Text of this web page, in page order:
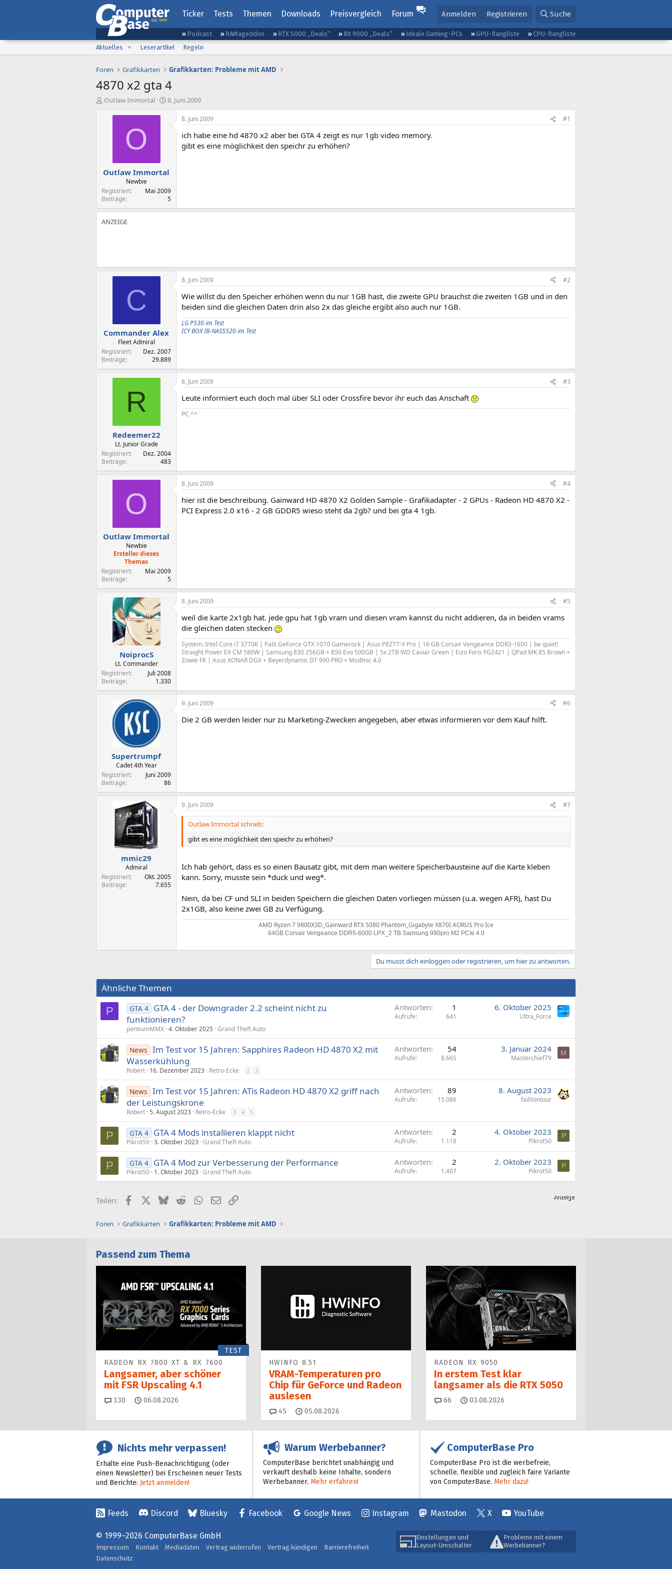
Ticker Tests Themen Downloads Preisvergleich Forum Anmelden Registrieren Suche
Podcast RAMageddon RTX 5000 „Deals“ RX 9000 „Deals“ Ideale Gaming-PCs GPU-Rangliste
CPU-Rangliste
Aktuelles
Leserartikel Regeln
Foren Grafikkarten Grafikkarten: Probleme mit AMD
4870 x2 gta 4
E
r
Outlaw Immortal
E
a
8. Juni 2009
O
Outlaw Immortal
Newbie
Registriert
Mai 2009
Beiträge
5
8. Juni 2009 #1
ich habe eine hd 4870 x2 aber bei GTA 4 zeigt es nur 1gb video memory.
gibt es eine möglichkeit den speichr zu erhöhen?
C
Commander Alex
Fleet Admiral
Registriert
Dez. 2007
Beiträge
29.889
8. Juni 2009 #2
Wie willst du den Speicher erhöhen wenn du nur 1GB hast, die zweite GPU brauchst die zweiten 1GB und in den
beiden sind die gleichen Daten drin also 2x das gleiche ergibt also auch nur 1GB.
LG P530 im Test
ICY BOX IB-NAS5520 im Test
R
Redeemer22
Lt. Junior Grade
Registriert
Dez. 2004
Beiträge
483
8. Juni 2009 #3
Leute informiert euch doch mal über SLI oder Crossfire bevor ihr euch das Anschaft
PC ^^
O
Outlaw Immortal
Newbie
Ersteller dieses
Themas
Registriert
Mai 2009
Beiträge
5
8. Juni 2009 #4
hier ist die beschreibung. Gainward HD 4870 X2 Golden Sample - Grafikadapter - 2 GPUs - Radeon HD 4870 X2 -
PCI Express 2.0 x16 - 2 GB GDDR5 wieso steht da 2gb? und bei gta 4 1gb.
NoiprocS
Lt. Commander
Registriert
Juli 2008
Beiträge
1.330
8. Juni 2009 #5
weil die karte 2x1gb hat. jede gpu hat 1gb vram und diesen vram kannst du nicht addieren, da in beiden vrams
die gleichen daten stecken
System: Intel Core i7 3770K | Palit GeForce GTX 1070 Gamerock | Asus P8Z77-V Pro | 16 GB Corsair Vengeance DDR3-1600 | be quiet!
Straight Power E9 CM 580W | Samsung 830 256GB + 850 Evo 500GB | 5x 2TB WD Caviar Green | Eizo Foris FG2421 | QPad MK 85 Brown +
Zowie FK | Asus XONAR DGX + Beyerdynamic DT 990 PRO + Modmic 4.0
Supertrumpf
Cadet 4th Year
Registriert
Juni 2009
Beiträge
86
9. Juni 2009 #6
Die 2 GB werden leider nur zu Marketing-Zwecken angegeben, aber etwas informieren vor dem Kauf hilft.
mmic29
Admiral
Registriert
Okt. 2005
Beiträge
7.655
9. Juni 2009 #7
Outlaw Immortal schrieb:
gibt es eine möglichkeit den speichr zu erhöhen?
Ich hab gehört, dass es so einen Bausatz gibt, mit dem man weitere Speicherbausteine auf die Karte kleben
kann. Sorry, musste sein *duck und weg*.
Nein, da bei CF und SLI in beiden Speichern die gleichen Daten vorliegen müssen (u.a. wegen AFR), hast Du
2x1GB, also keine zwei GB zu Verfügung.
AMD Ryzen 7 9800X3D_Gainward RTX 5080 Phantom_Gigabyte X870I AORUS Pro Ice
64GB Corsair Vengeance DDR5-6000 LPX_2 TB Samsung 990pro M2 PCIe 4.0
Du musst dich einloggen oder registrieren, um hier zu antworten.
Ähnliche Themen
P GTA 4 GTA 4 - der Downgrader 2.2 scheint nicht zu
funktionieren?
pentiumMMX 4. Oktober 2025 Grand Theft Auto
Antworten 1
Aufrufe 641
6. Oktober 2025
Ultra_Force
News Im Test vor 15 Jahren: Sapphires Radeon HD 4870 X2 mit
Wasserkühlung
Robert 16. Dezember 2023 Retro-Ecke 2 3
Antworten 54
Aufrufe 8.665
3. Januar 2024
Masterchief79
M
News Im Test vor 15 Jahren: ATis Radeon HD 4870 X2 griff nach
der Leistungskrone
Robert 5. August 2023 Retro-Ecke 3 4 5
Antworten 89
Aufrufe 15.086
8. August 2023
failXontour
P GTA 4 GTA 4 Mods installieren klappt nicht
Pikrot50 3. Oktober 2023 Grand Theft Auto
Antworten 2
Aufrufe 1.118
4. Oktober 2023
Pikrot50
P
P GTA 4 GTA 4 Mod zur Verbesserung der Performance
Pikrot50 1. Oktober 2023 Grand Theft Auto
Antworten 2
Aufrufe 1.407
2. Oktober 2023
Pikrot50
P
Teilen: FacebookX (Twitter)
BlueskyRedditWhatsApp
E-MailLink
Foren Grafikkarten Grafikkarten: Probleme mit AMD
Passend zum Thema
TEST
RADEON RX 7800 XT & RX 7600
Langsamer, aber schöner
mit FSR Upscaling 4.1
130 Kommentare
06.08.2026
HWINFO 8.51
VRAM-Temperaturen pro
Chip für GeForce und Radeon
auslesen
45 Kommentare
05.08.2026
RADEON RX 9050
In erstem Test klar
langsamer als die RTX 5050
66 Kommentare
03.08.2026
Nichts mehr verpassen!
Erhalte eine Push-Benachrichtigung (oder
einen Newsletter) bei Erscheinen neuer Tests
und Berichte: Jetzt anmelden!
Warum Werbebanner?
ComputerBase berichtet unabhängig und
verkauft deshalb keine Inhalte, sondern
Werbebanner. Mehr erfahren!
ComputerBase Pro
ComputerBase Pro ist die werbefreie,
schnelle, flexible und zugleich faire Variante
von ComputerBase. Mehr dazu!
Feeds Discord Bluesky Facebook Google News Instagram Mastodon X YouTube
Einstellungen und
Layout-Umschalter
Probleme mit einem
Werbebanner?
© 1999–2026 ComputerBase GmbH
Impressum Kontakt Mediadaten Vertrag widerrufen Vertrag kündigen
Barrierefreiheit
Datenschutz